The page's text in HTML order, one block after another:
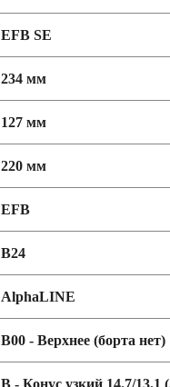
EFB SE
234 мм
127 мм
220 мм
EFB
B24
AlphaLINE
B00 - Верхнее (борта нет)
B - Конус узкий 14.7/13.1